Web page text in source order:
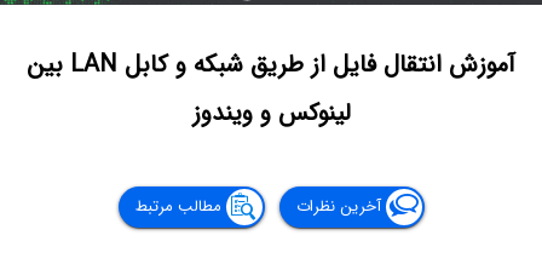
آموزش انتقال فایل از طریق شبکه و کابل LAN بین
لینوکس و ویندوز
آخرین نظرات مطالب مرتبط